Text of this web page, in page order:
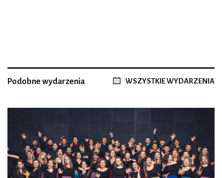
Podobne wydarzenia WSZYSTKIE WYDARZENIA